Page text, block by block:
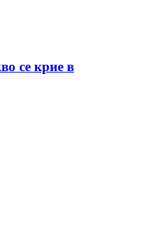
се крие в